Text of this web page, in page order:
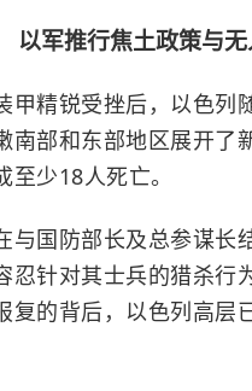
以军推行焦土政策与
甲精锐受挫后，以色列
南部和东部地区展开了
少18人死亡。
与国防部长及总参谋长
忍针对其士兵的猎杀行
复的背后，以色列高层